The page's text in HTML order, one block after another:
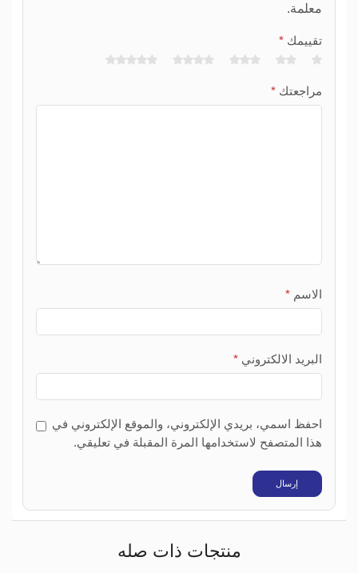
معلمة.
تقييمك *
مراجعتك *
الاسم *
البريد الالكتروني *
احفظ اسمي، بريدي الإلكتروني، والموقع الإلكتروني في
هذا المتصفح لاستخدامها المرة المقبلة في تعليقي.
منتجات ذات صله